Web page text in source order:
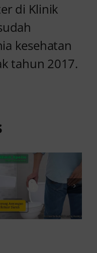
di Klinik
kesehatan
tahun 2017.
Penyebab
dan Kapan
ke Dokter